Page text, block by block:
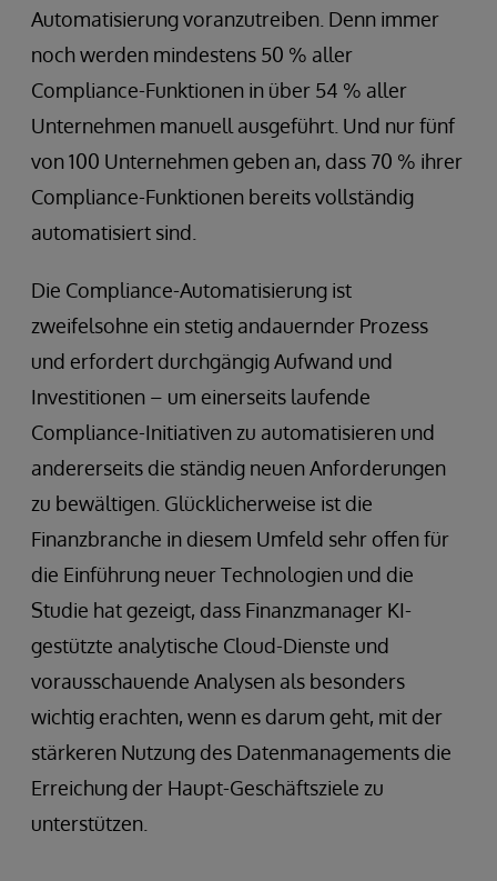
Automatisierung voranzutreiben. Denn immer
noch werden mindestens 50 % aller
Compliance-Funktionen in über 54 % aller
Unternehmen manuell ausgeführt. Und nur fünf
von 100 Unternehmen geben an, dass 70 % ihrer
Compliance-Funktionen bereits vollständig
automatisiert sind.
Die Compliance-Automatisierung ist
zweifelsohne ein stetig andauernder Prozess
und erfordert durchgängig Aufwand und
Investitionen – um einerseits laufende
Compliance-Initiativen zu automatisieren und
andererseits die ständig neuen Anforderungen
zu bewältigen. Glücklicherweise ist die
Finanzbranche in diesem Umfeld sehr offen für
die Einführung neuer Technologien und die
Studie hat gezeigt, dass Finanzmanager KI-
gestützte analytische Cloud-Dienste und
vorausschauende Analysen als besonders
wichtig erachten, wenn es darum geht, mit der
stärkeren Nutzung des Datenmanagements die
Erreichung der Haupt-Geschäftsziele zu
unterstützen.